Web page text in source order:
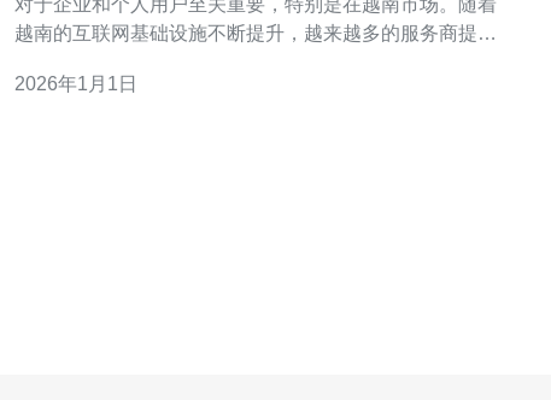
对于企业和个人用户至关重要，特别是在越南市场。随着
越南的互联网基础设施不断提升，越来越多的服务商提供
越南CN2服务商提供的最佳VPS的多方面因素，包括服务
2026年1月1日